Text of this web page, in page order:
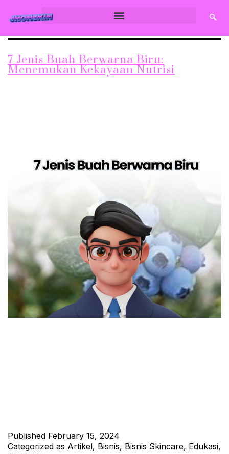
7 Jenis Buah Berwarna Biru:
Menemukan Kekayaan Nutrisi
Published February 15, 2024
Categorized as Artikel, Bisnis, Bisnis Skincare, Edukasi,